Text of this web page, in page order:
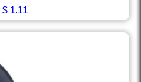
$ 1.11